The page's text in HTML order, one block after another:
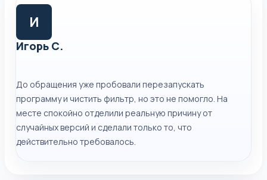
И
Игорь С.
До обращения уже пробовали перезапускать
программу и чистить фильтр, но это не помогло. На
месте спокойно отделили реальную причину от
случайных версий и сделали только то, что
действительно требовалось.